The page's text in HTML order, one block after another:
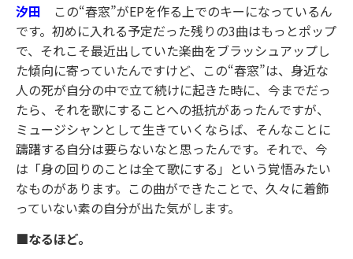
汐田 この“春窓”がEPを作る上でのキーになっているん
です。初めに入れる予定だった残りの3曲はもっとポップ
で、それこそ最近出していた楽曲をブラッシュアップし
た傾向に寄っていたんですけど、この“春窓”は、身近な
人の死が自分の中で立て続けに起きた時に、今までだっ
たら、それを歌にすることへの抵抗があったんですが、
ミュージシャンとして生きていくならば、そんなことに
躊躇する自分は要らないなと思ったんです。それで、今
は「身の回りのことは全て歌にする」という覚悟みたい
なものがあります。この曲ができたことで、久々に着飾
っていない素の自分が出た気がします。
■なるほど。